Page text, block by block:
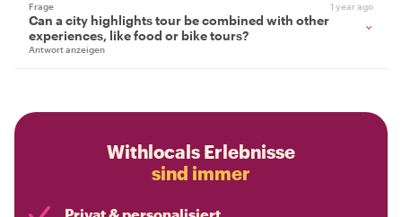
Frage 1 year ago
Can a city highlights tour be combined with other
experiences, like food or bike tours?
Antwort anzeigen
Withlocals Erlebnisse
sind immer